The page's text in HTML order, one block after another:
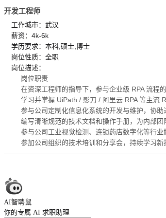
开发工程师
工作城市：武汉
薪资：4k-6k
学历要求：本科,硕士,博士
岗位性质：全职
岗位描述：
岗位职责
在资深工程师的指导下，参与企业级 RPA 流程
学习并掌握 UiPath / 影刀 / 阿里云 RPA 等主流
参与公司定制化信息化系统的开发与维护，协
编写清晰规范的技术文档和操作手册，为内部
参与公司工业视觉检测、连锁药店数字化等行
参加公司组织的技术培训和分享会，持续学习
AI智聘鼠
你的专属 AI 求职助理